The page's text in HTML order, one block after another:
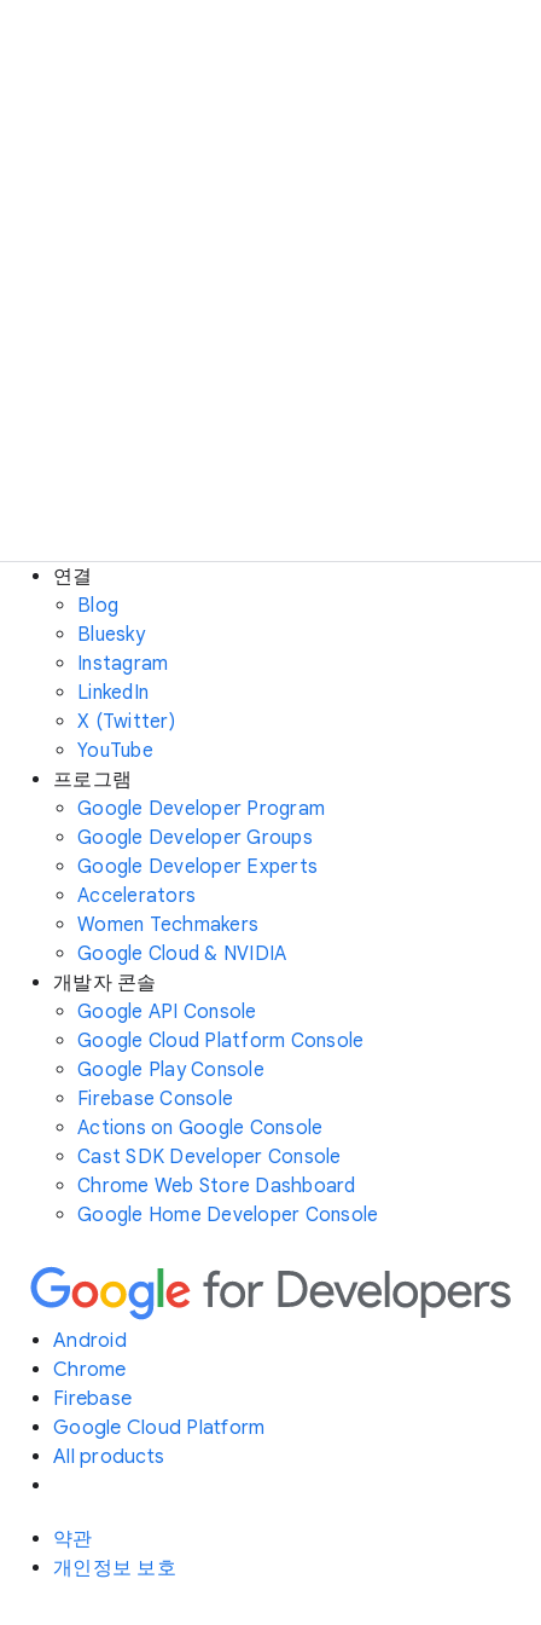
연결
Blog
Bluesky
Instagram
LinkedIn
X (Twitter)
YouTube
프로그램
Google Developer Program
Google Developer Groups
Google Developer Experts
Accelerators
Women Techmakers
Google Cloud & NVIDIA
개발자 콘솔
Google API Console
Google Cloud Platform Console
Google Play Console
Firebase Console
Actions on Google Console
Cast SDK Developer Console
Chrome Web Store Dashboard
Google Home Developer Console
Android
Chrome
Firebase
Google Cloud Platform
All products
약관
개인정보 보호